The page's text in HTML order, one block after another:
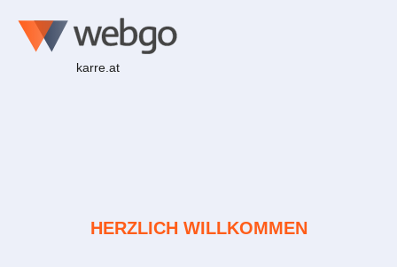
karre.at
HERZLICH WILLKOMMEN